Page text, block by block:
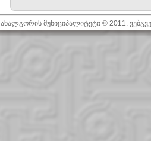
ახალგორის მუნიციპალიტეტი © 2011.